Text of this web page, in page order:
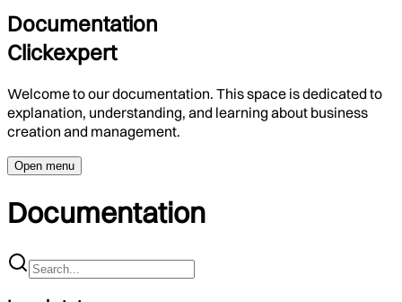
Documentation
Clickexpert
Welcome to our documentation. This space is dedicated to
explanation, understanding, and learning about business
creation and management.
Open menu
Documentation